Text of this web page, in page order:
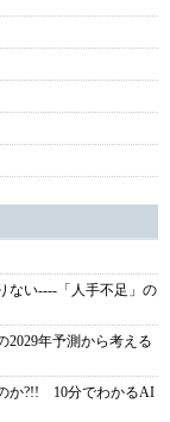
ない----「人手不足」の
2029年予測から考える
か?!! 10分でわかるAI